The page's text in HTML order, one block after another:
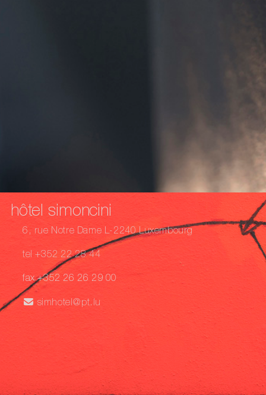
hôtel simoncini
6, rue Notre Dame L-2240 Luxembourg
tel +352 22 28 44
fax +352 26 26 29 00
simhotel@pt.lu